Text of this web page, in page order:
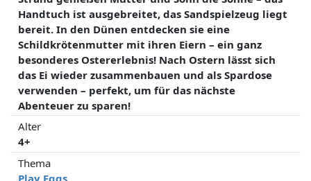
Handtuch ist ausgebreitet, das Sandspielzeug liegt
bereit. In den Dünen entdecken sie eine
Schildkrötenmutter mit ihren Eiern – ein ganz
besonderes Ostererlebnis! Nach Ostern lässt sich
das Ei wieder zusammenbauen und als Spardose
verwenden – perfekt, um für das nächste
Abenteuer zu sparen!
Alter
4+
Thema
Play Eggs